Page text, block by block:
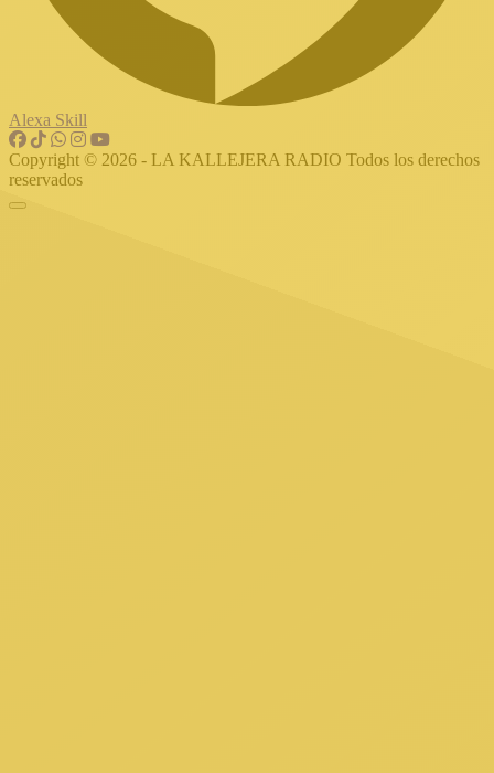
Alexa Skill
Copyright © 2026 - LA KALLEJERA RADIO Todos los derechos
reservados